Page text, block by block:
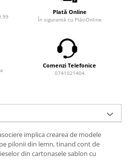
Plată Online
În sigurantă cu PlățiOnline
Comenzi Telefonice
0741021404
implica crearea de modele
pilonii din lemn, tinand cont de
din cartonasele sablon cu